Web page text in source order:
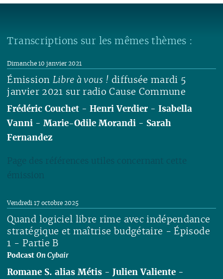
Transcriptions sur les mêmes thèmes :
Émission Libre à vous ! diffusée mardi 5
janvier 2021 sur radio Cause Commune
Dimanche 10 janvier 2021
Frédéric Couchet -Henri Verdier -Isabella
Vanni -Marie-Odile Morandi - Sarah
Fernandez
Page des références utiles concernant cette
émission
Lire
Quand logiciel libre rime avec indépendance
stratégique et maîtrise budgétaire - Épisode
1 - Partie B
PodcastOn Cybair
Vendredi 17 octobre 2025
Romane S. alias Métis -Julien Valiente -